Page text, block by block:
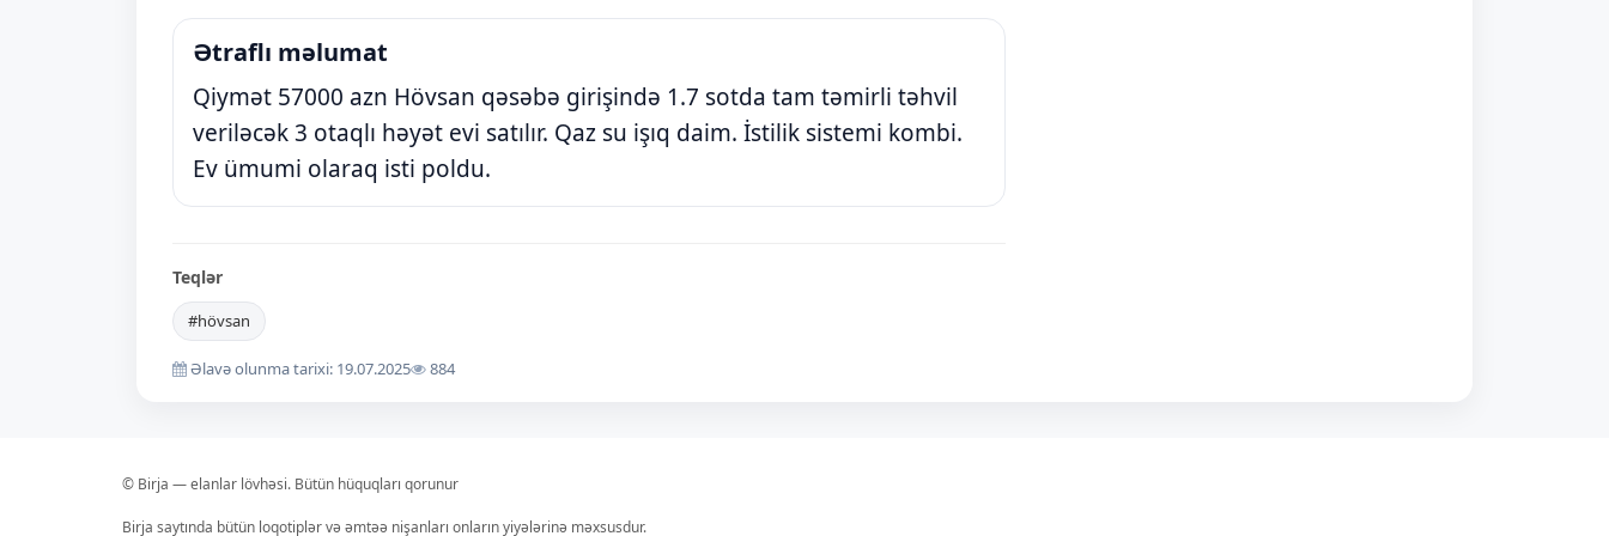
Ətraflı məlumat
Qiymət 57000 azn Hövsan qəsəbə girişində 1.7 sotda tam təmirli təhvil
veriləcək 3 otaqlı həyət evi satılır. Qaz su işıq daim. İstilik sistemi kombi.
Ev ümumi olaraq isti poldu.
Teqlər
#hövsan
Əlavə olunma tarixi: 19.07.2025 884
© Birja — elanlar lövhəsi. Bütün hüquqları qorunur
Birja saytında bütün loqotiplər və əmtəə nişanları onların yiyələrinə məxsusdur.